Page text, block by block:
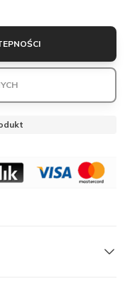
Zamknij
MANTELLE